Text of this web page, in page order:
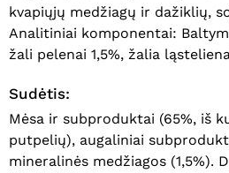
kvapiųjų medžiagų ir dažiklių,
Analitiniai komponentai:
žali pelenai 1,5%, žalia
Sudėtis:
Mėsa ir subproduktai (65%, iš
putpelių), augaliniai
mineralinės medžiagos (1,5%).